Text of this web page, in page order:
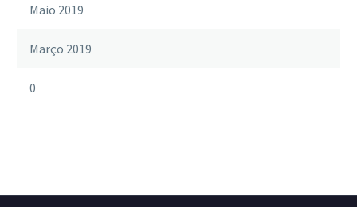
Maio 2019
Março 2019
0